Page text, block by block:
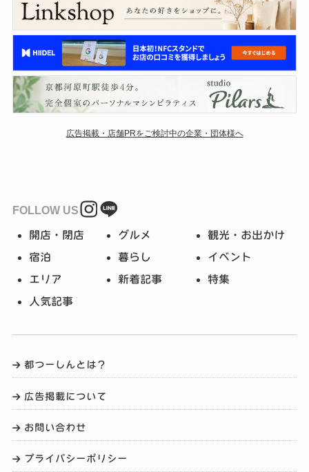
広告掲載・店舗PRをご検討中の企業・団体様へ
FOLLOW US
開店・閉店 グルメ 観光・お出かけ
宿泊 暮らし イベント
エリア 新着記事 特集
人気記事
都つーしんとは？
広告掲載について
お問い合わせ
プライバシーポリシー